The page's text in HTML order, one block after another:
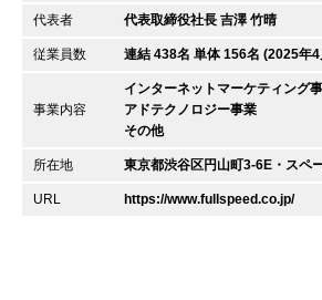
代表者 代表取締役社長 吉澤 竹晴
従業員数 連結 438名 単体 156名 (2025年
事業内容
インターネットマーケティング
アドテクノロジー事業
その他
所在地 東京都渋谷区円山町3-6E・スペ
URL https://www.fullspeed.co.jp/